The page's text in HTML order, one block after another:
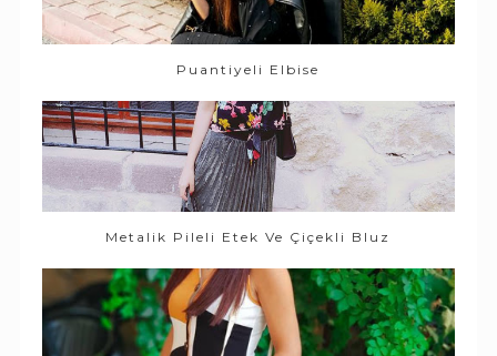
Puantiyeli Elbise
Metalik Pileli Etek Ve Çiçekli Bluz